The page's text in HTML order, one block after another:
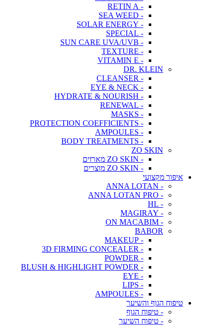
- RETIN A
- SEA WEED
- SOLAR ENERGY
- SPECIAL
- SUN CARE UVA/UVB
- TEXTURE
- VITAMIN E
DR. KLEIN
- CLEANSER
- EYE & NECK
- HYDRATE & NOURISH
- RENEWAL
- MASKS
- PROTECTION COEFFICIENTS
- AMPOULES
- BODY TREATMENTS
ZO SKIN
- ZO SKIN מארזים
- ZO SKIN מוצרים
איפור מקצועי
- ANNA LOTAN
- ANNA LOTAN PRO
- HL
- MAGIRAY
- ON MACABIM
BABOR
- MAKEUP
- 3D FIRMING CONCEALER
- POWDER
- BLUSH & HIGHLIGHT POWDER
- EYE
- LIPS
- AMPOULES
טיפוח הגוף והשיער
- טיפוח הגוף
- טיפוח השיער